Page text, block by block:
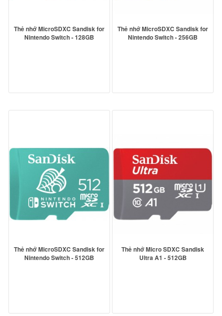
Thẻ nhớ MicroSDXC Sandisk for
Nintendo Switch - 128GB
Thẻ nhớ MicroSDXC Sandisk for
Nintendo Switch - 256GB
Thẻ nhớ MicroSDXC Sandisk for
Nintendo Switch - 512GB
Thẻ nhớ Micro SDXC Sandisk
Ultra A1 - 512GB